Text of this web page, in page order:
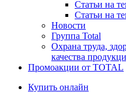
Статьи на
Статьи на
Новости
Группа Total
Охрана труда,
качества
Промоакции от TOTAL
Купить онлайн